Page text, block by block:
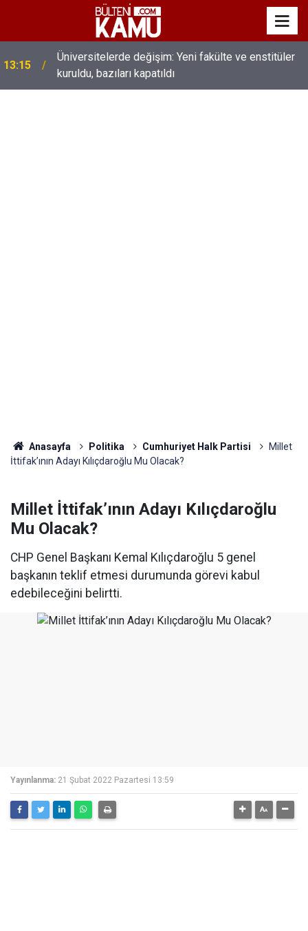
13:00
MEB’de üst düzey değişim: Genel müdürler değişti,
yeni isimler atandı
Anasayfa Politika Cumhuriyet Halk Partisi
Millet
İttifak’ının Adayı Kılıçdaroğlu Mu Olacak?
Millet İttifak’ının Adayı Kılıçdaroğlu
Mu Olacak?
CHP Genel Başkanı Kemal Kılıçdaroğlu 5 genel
başkanın teklif etmesi durumunda görevi kabul
edebileceğini belirtti.
Yayınlanma: 21 Şubat 2022 Pazartesi 13:59